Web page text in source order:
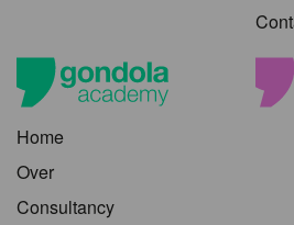
Home
Over
Consultancy